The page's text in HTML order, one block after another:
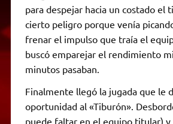
para despejar hacia un costado el
cierto peligro porque venía
frenar el impulso que traía el
buscó emparejar el rendimiento
minutos pasaban.
Finalmente llegó la jugada que le
oportunidad al «Tiburón».
puede faltar en el equipo titular) y